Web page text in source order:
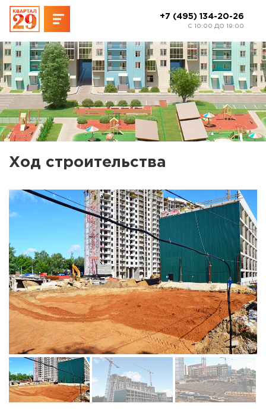
+7 (495) 134-20-26
C 10:00 ДО 19:00
Ход строительства